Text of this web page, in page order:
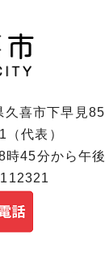
喜市下早見
代表）
時45分から午